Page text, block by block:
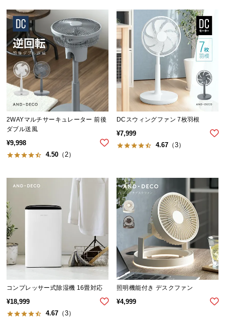
送
料
に
つ
い
て
大
商
品
配
送
商
品
配
送
に
2WAYマルチサーキュレーター 前後
ダブル送風
¥9,998
4.50 （2）
DCスウィングファン 7枚羽根
¥7,999
4.67 （3）
コンプレッサー式除湿機 16畳対応
¥18,999
4.67 （3）
照明機能付き デスクファン
¥4,999